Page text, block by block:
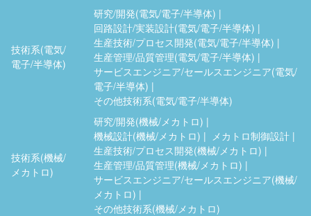
技術系(電気/
電子/半導体)
研究/開発(電気/電子/半導体)
回路設計/実装設計(電気/電子/半導体)
生産技術/プロセス開発(電気/電子/半導体)
生産管理/品質管理(電気/電子/半導体)
サービスエンジニア/セールスエンジニア(電気/
電子/半導体)
その他技術系(電気/電子/半導体)
技術系(機械/
メカトロ)
研究/開発(機械/メカトロ)
機械設計(機械/メカトロ)
メカトロ制御設計
生産技術/プロセス開発(機械/メカトロ)
生産管理/品質管理(機械/メカトロ)
サービスエンジニア/セールスエンジニア(機械/
メカトロ)
その他技術系(機械/メカトロ)